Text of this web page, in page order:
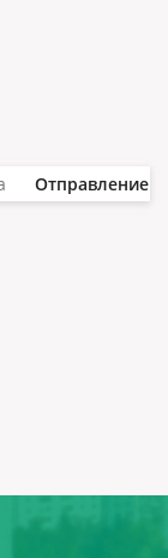
Отправление